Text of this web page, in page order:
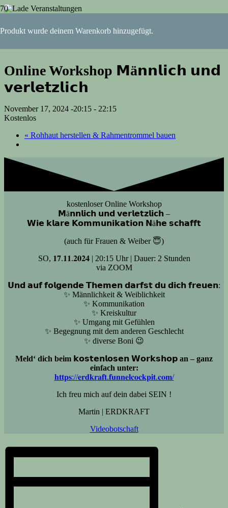
Produkt wurde deinem Warenkorb hinzugefügt.
Online Workshop 𝗠ä𝗻𝗻𝗹𝗶𝗰𝗵 𝘂𝗻𝗱
𝘃𝗲𝗿𝗹𝗲𝘁𝘇𝗹𝗶𝗰𝗵
November 17, 2024 -20:15 - 22:15
Kostenlos
« Rohhaut herstellen & Rahmentrommel bauen
kostenloser Online Workshop
𝗠ä𝗻𝗻𝗹𝗶𝗰𝗵 𝘂𝗻𝗱 𝘃𝗲𝗿𝗹𝗲𝘁𝘇𝗹𝗶𝗰𝗵 –
𝗪𝗶𝗲 𝗸𝗹𝗮𝗿𝗲 𝗞𝗼𝗺𝗺𝘂𝗻𝗶𝗸𝗮𝘁𝗶𝗼𝗻 𝗡ä𝗵𝗲 𝘀𝗰𝗵𝗮𝗳𝗳𝘁
(auch für Frauen & Weiber 😇)
SO, 𝟏𝟕.𝟏𝟏.𝟐𝟎𝟐𝟒 | 20:15 Uhr | Dauer: 2 Stunden
via ZOOM
𝗨𝗻𝗱 𝗮𝘂𝗳 𝗳𝗼𝗹𝗴𝗲𝗻𝗱𝗲 𝗧𝗵𝗲𝗺𝗲𝗻 𝗱𝗮𝗿𝗳𝘀𝘁 𝗱𝘂 𝗱𝗶𝗰𝗵 𝗳𝗿𝗲𝘂𝗲𝗻:
✨ Männlichkeit & Weiblichkeit
✨ Kommunikation
✨ Kreiskultur
✨ Umgang mit Gefühlen
✨ Begegnung mit dem anderen Geschlecht
✨ diverse Boni 😉
Meld‘ dich beim 𝗸𝗼𝘀𝘁𝗲𝗻𝗹𝗼𝘀𝗲𝗻 𝗪𝗼𝗿𝗸𝘀𝗵𝗼𝗽 an – ganz
einfach unter:
𝐡𝐭𝐭𝐩𝐬://𝐞𝐫𝐝𝐤𝐫𝐚𝐟𝐭.𝐟𝐮𝐧𝐧𝐞𝐥𝐜𝐨𝐜𝐤𝐩𝐢𝐭.𝐜𝐨𝐦/
Ich freu mich auf dein dabei SEIN !
Martin | ERDKRAFT
Videobotschaft